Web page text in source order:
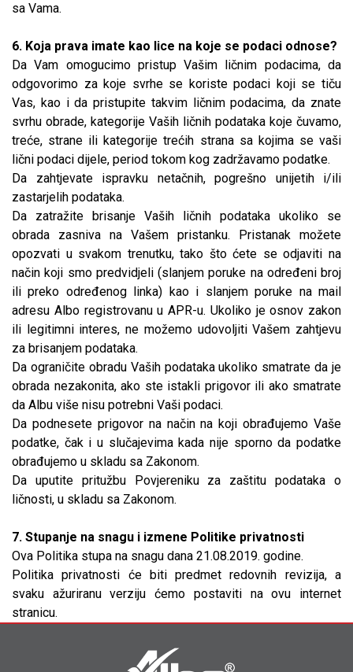
sa Vama.
6. Koja prava imate kao lice na koje se podaci odnose?
Da Vam omogucimo pristup Vašim ličnim podacima, da
odgovorimo za koje svrhe se koriste podaci koji se tiču
Vas, kao i da pristupite takvim ličnim podacima, da znate
svrhu obrade, kategorije Vaših ličnih podataka koje čuvamo,
treće, strane ili kategorije trećih strana sa kojima se vaši
lični podaci dijele, period tokom kog zadržavamo podatke.
Da zahtjevate ispravku netačnih, pogrešno unijetih i/ili
zastarjelih podataka.
Da zatražite brisanje Vaših ličnih podataka ukoliko se
obrada zasniva na Vašem pristanku. Pristanak možete
opozvati u svakom trenutku, tako što ćete se odjaviti na
način koji smo predvidjeli (slanjem poruke na određeni broj
ili preko određenog linka) kao i slanjem poruke na mail
adresu Albo registrovanu u APR-u. Ukoliko je osnov zakon
ili legitimni interes, ne možemo udovoljiti Vašem zahtjevu
za brisanjem podataka.
Da ograničite obradu Vaših podataka ukoliko smatrate da je
obrada nezakonita, ako ste istakli prigovor ili ako smatrate
da Albu više nisu potrebni Vaši podaci.
Da podnesete prigovor na način na koji obrađujemo Vaše
podatke, čak i u slučajevima kada nije sporno da podatke
obrađujemo u skladu sa Zakonom.
Da uputite pritužbu Povjereniku za zaštitu podataka o
ličnosti, u skladu sa Zakonom.
7. Stupanje na snagu i izmene Politike privatnosti
Ova Politika stupa na snagu dana 21.08.2019. godine.
Politika privatnosti će biti predmet redovnih revizija, a
svaku ažuriranu verziju ćemo postaviti na ovu internet
stranicu.